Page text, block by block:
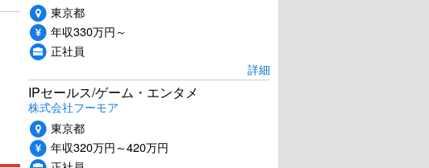
東京都
年収330万円～
正社員
詳細
IPセールス/ゲーム・エンタメ
株式会社フーモア
東京都
年収320万円～420万円